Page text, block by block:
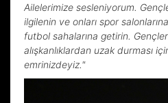
Ailelerimize sesleniyorum.
ilgilenin ve onları spor
futbol sahalarına getirin.
alışkanlıklardan uzak durması
emrinizdeyiz."